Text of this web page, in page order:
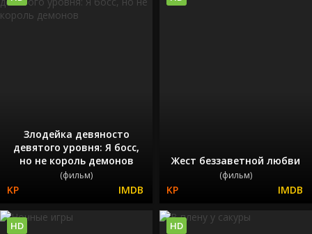
Злодейка девяносто
девятого уровня: Я босс,
но не король демонов
(фильм)
Жест беззаветной любви
(фильм)
HD HD